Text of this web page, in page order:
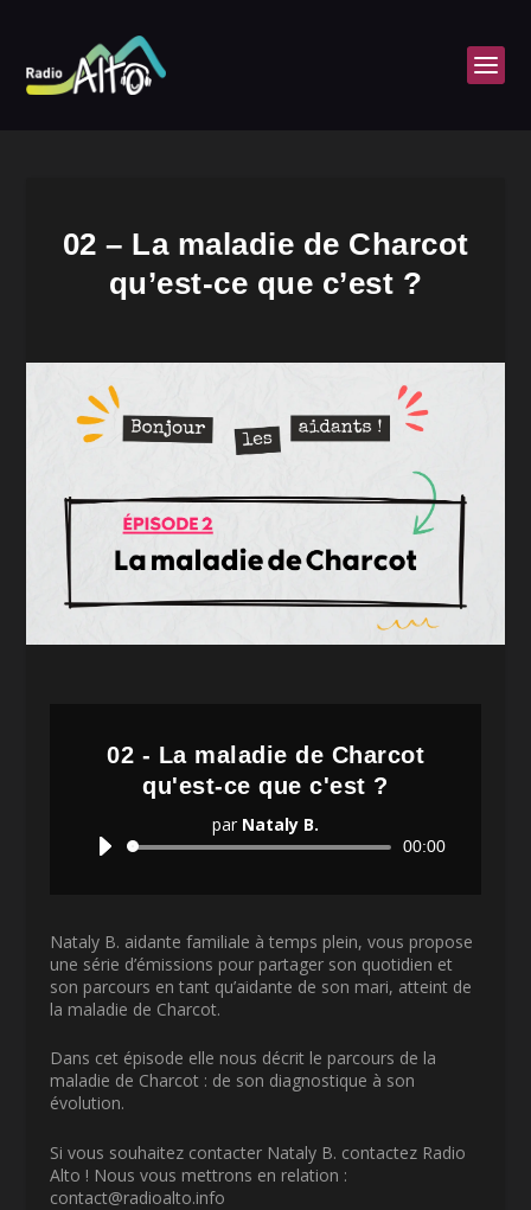
02 – La maladie de Charcot
qu’est-ce que c’est ?
02 - La maladie de Charcot
qu'est-ce que c'est ?
par Nataly B.
Lecteur
00:00
Nataly B. aidante familiale à temps plein, vous propose
une série d’émissions pour partager son quotidien et
son parcours en tant qu’aidante de son mari, atteint de
la maladie de Charcot.
Dans cet épisode elle nous décrit le parcours de la
maladie de Charcot : de son diagnostique à son
évolution.
Si vous souhaitez contacter Nataly B. contactez Radio
Alto ! Nous vous mettrons en relation :
contact@radioalto.info